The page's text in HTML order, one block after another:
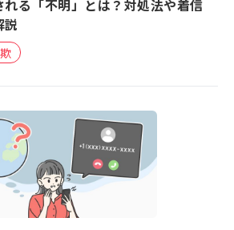
る「不明」とは？対処法や着信
説